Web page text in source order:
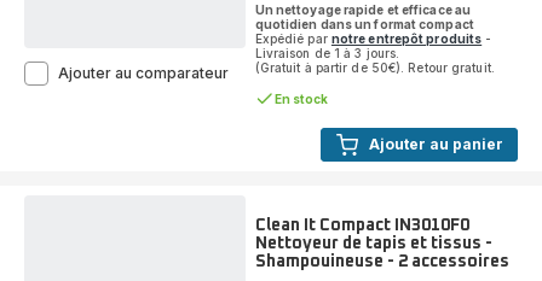
accessoires
Ajouter au panier
Un nettoyage rapide et efficace au
quotidien dans un format compact
Expédié par notre entrepôt produits -
Livraison de 1 à 3 jours.
(Gratuit à partir de 50€). Retour gratuit.
En stock
Ajouter au comparateurClean
Shampouineuse
Clean It Compact IN3010F0
Nettoyeur de tapis et tissus -
Shampouineuse - 2 accessoires
Note